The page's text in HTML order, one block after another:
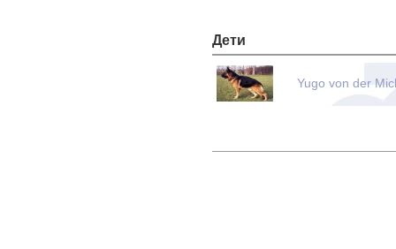
Дети
Yugo von der